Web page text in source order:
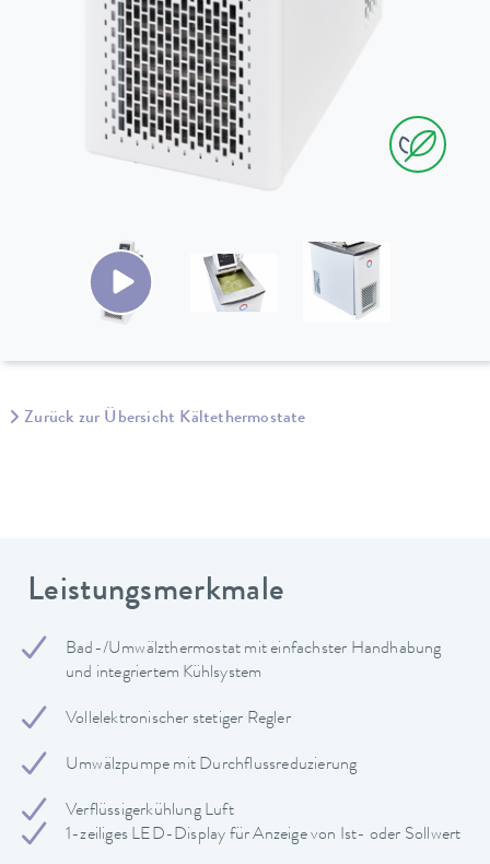
Zurück zur Übersicht Kältethermostate
Leistungsmerkmale
Bad-/Umwälzthermostat mit einfachster Handhabung
und integriertem Kühlsystem
Vollelektronischer stetiger Regler
Umwälzpumpe mit Durchflussreduzierung
Verflüssigerkühlung Luft
1-zeiliges LED-Display für Anzeige von Ist- oder Sollwert